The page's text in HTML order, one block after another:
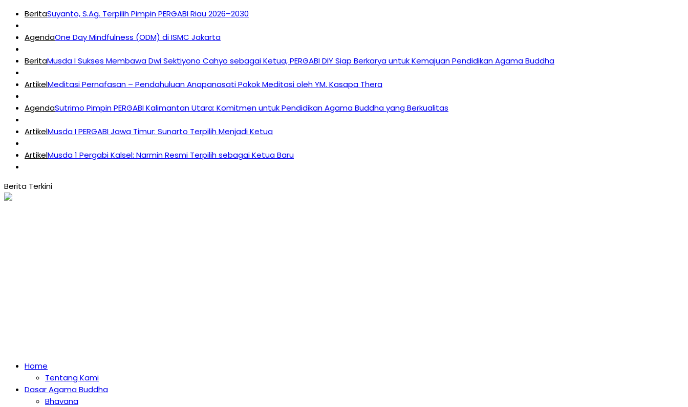
BeritaSuyanto, S.Ag. Terpilih Pimpin PERGABI Riau 2026–2030
AgendaOne Day Mindfulness (ODM) di ISMC Jakarta
BeritaMusda I Sukses Membawa Dwi Sektiyono Cahyo sebagai Ketua, PERGABI DIY Siap Berkarya untuk Kemajuan Pendidikan Agama Buddha
ArtikelMeditasi Pernafasan – Pendahuluan Anapanasati Pokok Meditasi oleh YM. Kasapa Thera
AgendaSutrimo Pimpin PERGABI Kalimantan Utara: Komitmen untuk Pendidikan Agama Buddha yang Berkualitas
ArtikelMusda I PERGABI Jawa Timur: Sunarto Terpilih Menjadi Ketua
ArtikelMusda 1 Pergabi Kalsel: Narmin Resmi Terpilih sebagai Ketua Baru
Home
Tentang Kami
Dasar Agama Buddha
Bhavana